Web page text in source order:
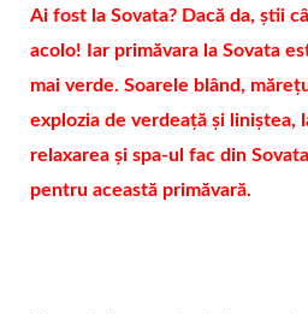
Ai fost la Sovata? Dacă da, știi
acolo! Iar primăvara la Sovata
mai verde. Soarele blând,
explozia de verdeață și liniștea,
relaxarea și spa-ul fac din
pentru această primăvară.